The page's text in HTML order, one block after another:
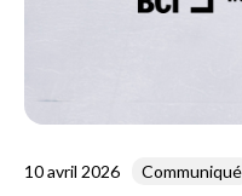
10 avril 2026 Communiqué